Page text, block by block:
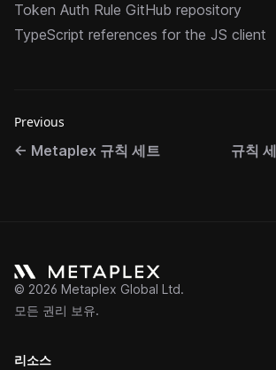
Token Auth Rule GitHub repository
TypeScript references for the JS client
Previous
← Metaplex 규칙 세트 규칙
© 2026 Metaplex Global Ltd.
모든 권리 보유.
리소스